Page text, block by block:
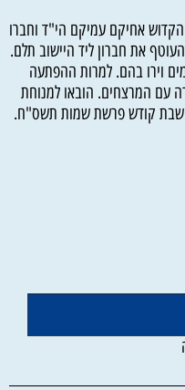
אחיקם עמיקם הי"ד וחברו
את חברון ליד היישוב תלם.
וירו בהם. למרות ההפתעה
עם המרצחים. הובאו למנוחת
שבת קודש פרשת שמות תשס"ח.